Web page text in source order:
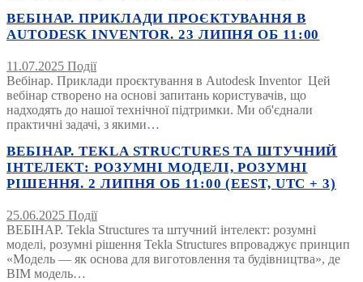
ВЕБІНАР. ПРИКЛАДИ ПРОЄКТУВАННЯ В
AUTODESK INVENTOR. 23 ЛИПНЯ ОБ 11:00
11.07.2025 Події
Вебінар. Приклади проєктування в Autodesk Inventor Цей
вебінар створено на основі запитань користувачів, що
надходять до нашої технічної підтримки. Ми об'єднали
практичні задачі, з якими…
ВЕБІНАР. TEKLA STRUCTURES ТА ШТУЧНИЙ
ІНТЕЛЕКТ: РОЗУМНІ МОДЕЛІ, РОЗУМНІ
РІШЕННЯ. 2 ЛИПНЯ ОБ 11:00 (EEST, UTC + 3)
25.06.2025 Події
ВЕБІНАР. Tekla Structures та штучний інтелект: розумні
моделі, розумні рішення Tekla Structures впроваджує принцип
«Модель — як основа для виготовлення та будівництва», де
BIM модель…